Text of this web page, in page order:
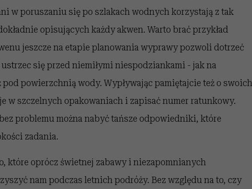
w poruszaniu się po szlakach wodnych korzystają z tak
opisujących każdy akwen. Warto brać przykład
jeszcze na etapie planowania wyprawy pozwoli dotrzeć
się przed niemiłymi niespodziankami - jak na
powierzchnią wody. Wypływając pamiętajcie też o swoich
w szczelnych opakowaniach i zapisać numer ratunkowy.
problemu można nabyć tańsze odpowiedniki, które
zadania.
które oprócz świetnej zabawy i niezapomnianych
nam podczas letnich podróży. Bez względu na to, czy